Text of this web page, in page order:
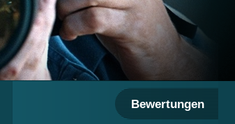
Bewertungen